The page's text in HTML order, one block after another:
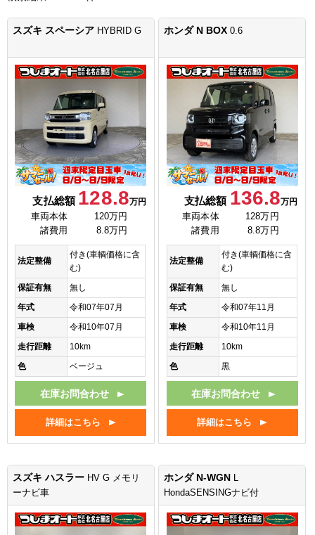
スズキ スペーシア HYBRID G
支払総額 128.8万円
車両本体
120万円
諸費用
8.8万円
法定整備
付き(車輌価格に含
む)
保証有無
無し
年式
令和07年07月
車検
令和10年07月
走行距離
10km
色
ベージュ
在庫お問合わせ
詳細はこちら
ホンダ N BOX0.6
支払総額 136.8万円
車両本体
128万円
諸費用
8.8万円
法定整備
付き(車輌価格に含
む)
保証有無
無し
年式
令和07年11月
車検
令和10年11月
走行距離
10km
色
黒
在庫お問合わせ
詳細はこちら
スズキ ハスラー HV G メモリ
ーナビ車
ホンダ N-WGN L
HondaSENSINGナビ付